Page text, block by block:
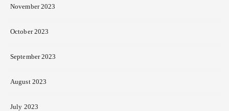
November 2023
October 2023
September 2023
August 2023
July 2023